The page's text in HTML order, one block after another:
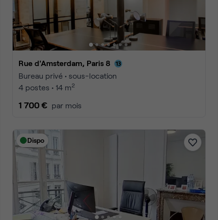
Rue d'Amsterdam, Paris 8
Bureau privé • sous-location
4 postes • 14 m2
1 700 € par mois
Dispo